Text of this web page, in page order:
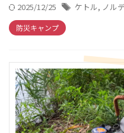
2025/12/25 ケトル, ノル
防災キャンプ